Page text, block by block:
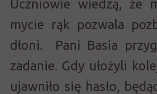
Uczniowie wiedzą, że
mycie rąk pozwala
dłoni. Pani Basia
zadanie. Gdy ułożyli
ujawniło się hasło,